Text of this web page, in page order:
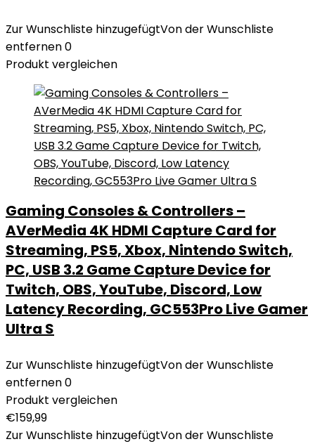
Zur Wunschliste hinzugefügtVon der Wunschliste
entfernen0
Produkt vergleichen
Gaming Consoles & Controllers –
AVerMedia 4K HDMI Capture Card for
Streaming, PS5, Xbox, Nintendo Switch,
PC, USB 3.2 Game Capture Device for
Twitch, OBS, YouTube, Discord, Low
Latency Recording, GC553Pro Live Gamer
Ultra S
Zur Wunschliste hinzugefügtVon der Wunschliste
entfernen0
Produkt vergleichen
€159,99
Zur Wunschliste hinzugefügtVon der Wunschliste